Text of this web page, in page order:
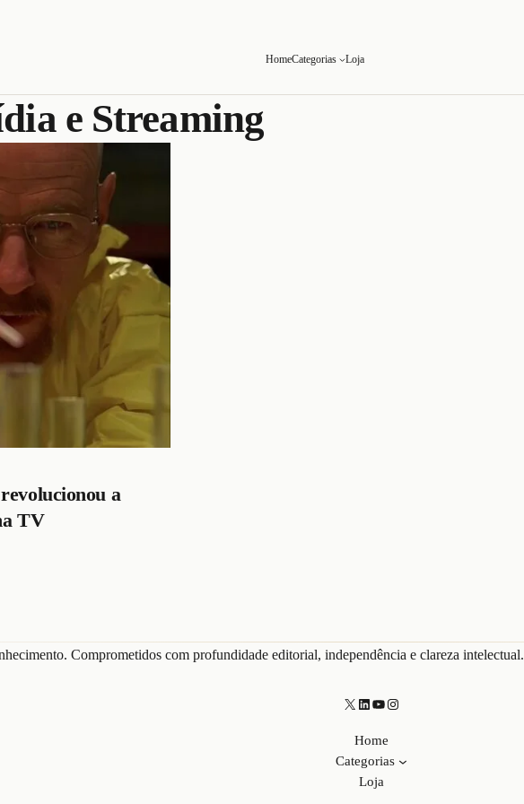
HomeCategorias Loja
e Streaming
a
TV
Comprometidos com profundidade editorial, independência e clareza intelectual.
X LinkedIn
Youtube
Instagram
Home
Categorias
Loja